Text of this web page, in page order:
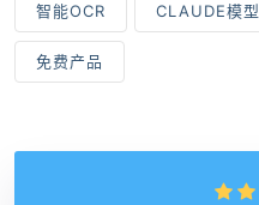
智能OCR CLAUDE模型
免费产品